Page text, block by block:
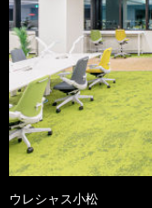
ウレシャス小松